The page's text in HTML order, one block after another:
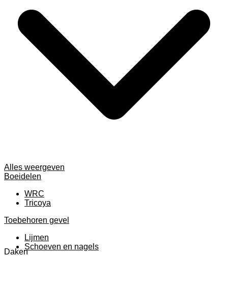
Alles weergeven
Boeidelen
WRC
Tricoya
Toebehoren gevel
Lijmen
Schoeven en nagels
Daken